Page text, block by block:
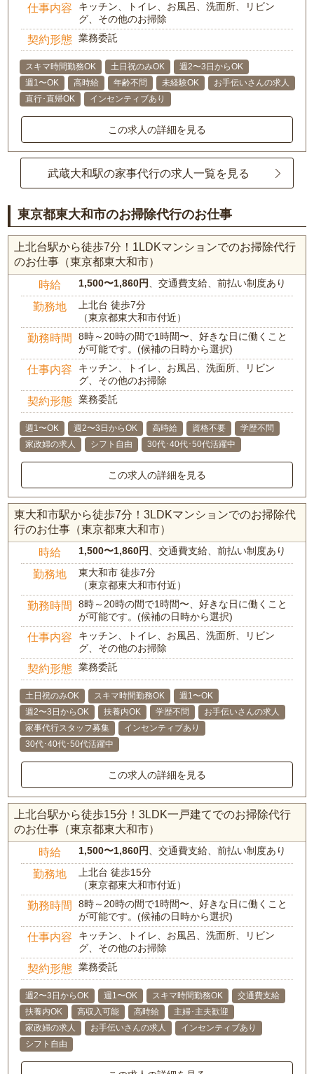
仕事内容
キッチン、トイレ、お風呂、洗面所、リビン
グ、その他のお掃除
契約形態 業務委託
スキマ時間勤務OK 土日祝のみOK
週2〜3日からOK
週1〜OK
高時給 年齢不問 未経験OK
お手伝いさんの求人
直行･直帰OK
インセンティブあり
この求人の詳細を見る
武蔵大和駅の家事代行の求人一覧を見る
東京都東大和市のお掃除代行のお仕事
上北台駅から徒歩7分！1LDKマンションでのお掃除代行
のお仕事（東京都東大和市）
時給 1,500〜1,860円 、交通費支給、前払い制度あり
勤務地
上北台 徒歩7分
（東京都東大和市付近）
勤務時間
8時～20時の間で1時間〜、好きな日に働くこと
が可能です。(候補の日時から選択)
仕事内容
キッチン、トイレ、お風呂、洗面所、リビン
グ、その他のお掃除
契約形態 業務委託
週1〜OK 週2〜3日からOK 高時給 資格不要
学歴不問
家政婦の求人
シフト自由 30代･40代･50代活躍中
この求人の詳細を見る
東大和市駅から徒歩7分！3LDKマンションでのお掃除代
行のお仕事（東京都東大和市）
時給 1,500〜1,860円 、交通費支給、前払い制度あり
勤務地
東大和市 徒歩7分
（東京都東大和市付近）
勤務時間
8時～20時の間で1時間〜、好きな日に働くこと
が可能です。(候補の日時から選択)
仕事内容
キッチン、トイレ、お風呂、洗面所、リビン
グ、その他のお掃除
契約形態 業務委託
土日祝のみOK スキマ時間勤務OK
週1〜OK
週2〜3日からOK
扶養内OK 学歴不問
お手伝いさんの求人
家事代行スタッフ募集
インセンティブあり
30代･40代･50代活躍中
この求人の詳細を見る
上北台駅から徒歩15分！3LDK一戸建てでのお掃除代行
のお仕事（東京都東大和市）
時給 1,500〜1,860円 、交通費支給、前払い制度あり
勤務地
上北台 徒歩15分
（東京都東大和市付近）
勤務時間
8時～20時の間で1時間〜、好きな日に働くこと
が可能です。(候補の日時から選択)
仕事内容
キッチン、トイレ、お風呂、洗面所、リビン
グ、その他のお掃除
契約形態 業務委託
週2〜3日からOK 週1〜OK スキマ時間勤務OK
交通費支給
扶養内OK
高収入可能 高時給
主婦･主夫歓迎
家政婦の求人
お手伝いさんの求人
インセンティブあり
シフト自由